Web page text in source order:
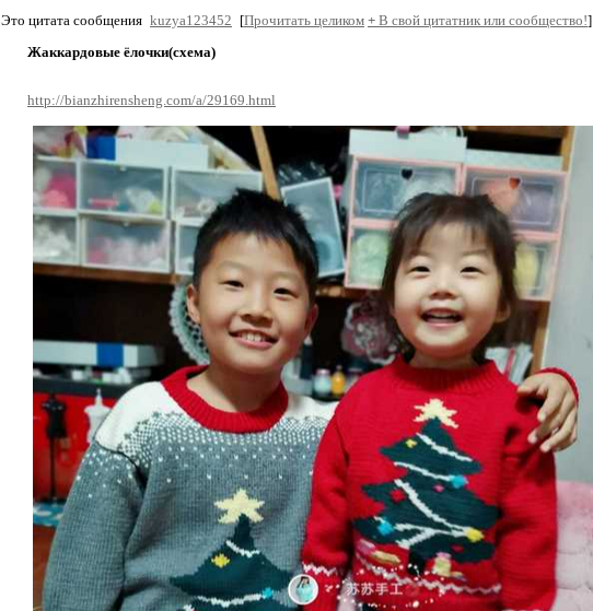
Это цитата сообщения kuzya123452 [Прочитать целиком + В свой цитатник или сообщество!]
Жаккардовые ёлочки(схема)
http://bianzhirensheng.com/a/29169.html